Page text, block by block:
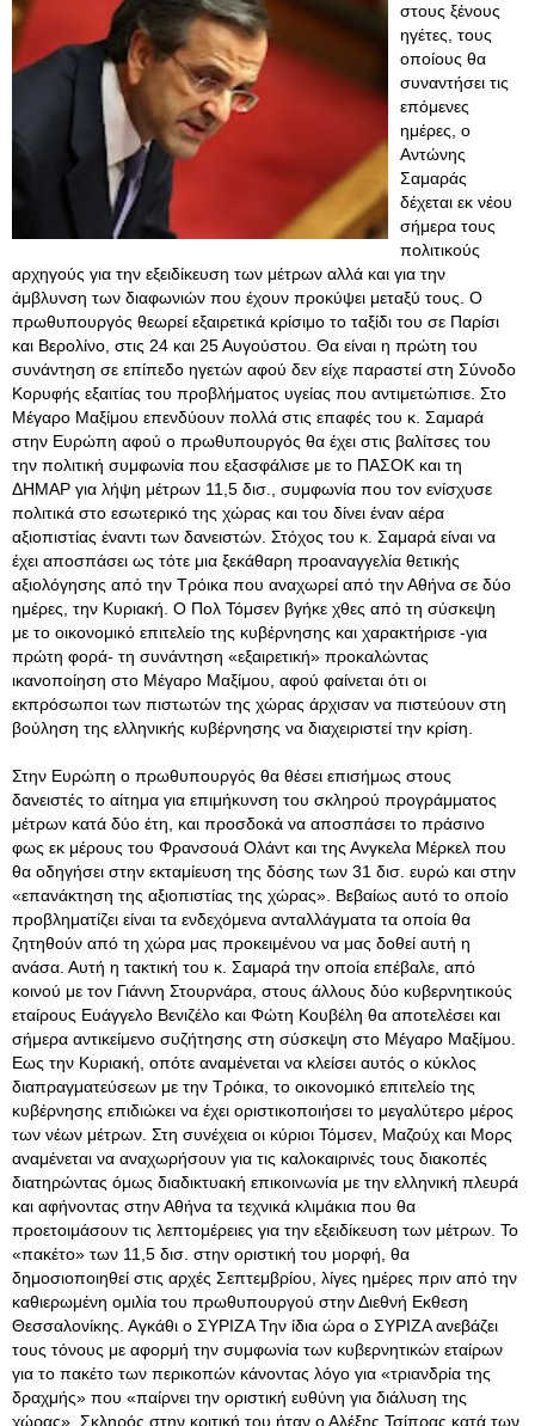
στους ξένους
ηγέτες, τους
οποίους θα
συναντήσει τις
επόμενες
ημέρες, ο
Αντώνης
Σαμαράς
δέχεται εκ νέου
σήμερα τους
πολιτικούς
αρχηγούς για την εξειδίκευση των μέτρων αλλά και για την
άμβλυνση των διαφωνιών που έχουν προκύψει μεταξύ τους. Ο
πρωθυπουργός θεωρεί εξαιρετικά κρίσιμο το ταξίδι του σε Παρίσι
και Βερολίνο, στις 24 και 25 Αυγούστου. Θα είναι η πρώτη του
συνάντηση σε επίπεδο ηγετών αφού δεν είχε παραστεί στη Σύνοδο
Κορυφής εξαιτίας του προβλήματος υγείας που αντιμετώπισε. Στο
Μέγαρο Μαξίμου επενδύουν πολλά στις επαφές του κ. Σαμαρά
στην Ευρώπη αφού ο πρωθυπουργός θα έχει στις βαλίτσες του
την πολιτική συμφωνία που εξασφάλισε με το ΠΑΣΟΚ και τη
ΔΗΜΑΡ για λήψη μέτρων 11,5 δισ., συμφωνία που τον ενίσχυσε
πολιτικά στο εσωτερικό της χώρας και του δίνει έναν αέρα
αξιοπιστίας έναντι των δανειστών. Στόχος του κ. Σαμαρά είναι να
έχει αποσπάσει ως τότε μια ξεκάθαρη προαναγγελία θετικής
αξιολόγησης από την Τρόικα που αναχωρεί από την Αθήνα σε δύο
ημέρες, την Κυριακή . Ο Πολ Τόμσεν βγήκε χθες από τη σύσκεψη
με το οικονομικό επιτελείο της κυβέρνησης και χαρακτήρισε -για
πρώτη φορά- τη συνάντηση «εξαιρετική» προκαλώντας
ικανοποίηση στο Μέγαρο Μαξίμου, αφού φαίνεται ότι οι
εκπρόσωποι των πιστωτών της χώρας άρχισαν να πιστεύουν στη
βούληση της ελληνικής κυβέρνησης να διαχειριστεί την κρίση.
Στην Ευρώπη ο πρωθυπουργός θα θέσει επισήμως στους
δανειστές το αίτημα για επιμήκυνση του σκληρού προγράμματος
μέτρων κατά δύο έτη, και προσδοκά να αποσπάσει το πράσινο
φως εκ μέρους του Φρανσουά Ολάντ και της Ανγκελα Μέρκελ που
θα οδηγήσει στην εκταμίευση της δόσης των 31 δισ. ευρώ και στην
«επανάκτηση της αξιοπιστίας της χώρας». Βεβαίως αυτό το οποίο
προβληματίζει είναι τα ενδεχόμενα ανταλλάγματα τα οποία θα
ζητηθούν από τη χώρα μας προκειμένου να μας δοθεί αυτή η
ανάσα. Αυτή η τακτική του κ. Σαμαρά την οποία επέβαλε, από
κοινού με τον Γιάννη Στουρνάρα, στους άλλους δύο κυβερνητικούς
εταίρους Ευάγγελο Βενιζέλο και Φώτη Κουβέλη θα αποτελέσει και
σήμερα αντικείμενο συζήτησης στη σύσκεψη στο Μέγαρο Μαξίμου.
Εως την Κυριακή, οπότε αναμένεται να κλείσει αυτός ο κύκλος
διαπραγματεύσεων με την Τρόικα, το οικονομικό επιτελείο της
κυβέρνησης επιδιώκει να έχει οριστικοποιήσει το μεγαλύτερο μέρος
των νέων μέτρων. Στη συνέχεια οι κύριοι Τόμσεν, Μαζούχ και Μορς
αναμένεται να αναχωρήσουν για τις καλοκαιρινές τους διακοπές
διατηρώντας όμως διαδικτυακή επικοινωνία με την ελληνική πλευρά
και αφήνοντας στην Αθήνα τα τεχνικά κλιμάκια που θα
προετοιμάσουν τις λεπτομέρειες για την εξειδίκευση των μέτρων. Το
«πακέτο» των 11,5 δισ. στην οριστική του μορφή, θα
δημοσιοποιηθεί στις αρχές Σεπτεμβρίου, λίγες ημέρες πριν από την
καθιερωμένη ομιλία του πρωθυπουργού στην Διεθνή Εκθεση
Θεσσαλονίκης. Αγκάθι ο ΣΥΡΙΖΑ Την ίδια ώρα ο ΣΥΡΙΖΑ ανεβάζει
τους τόνους με αφορμή την συμφωνία των κυβερνητικών εταίρων
για το πακέτο των περικοπών κάνοντας λόγο για «τριανδρία της
δραχμής» που «παίρνει την οριστική ευθύνη για διάλυση της
χώρας». Σκληρός στην κριτική του ήταν ο Αλέξης Τσίπρας κατά των